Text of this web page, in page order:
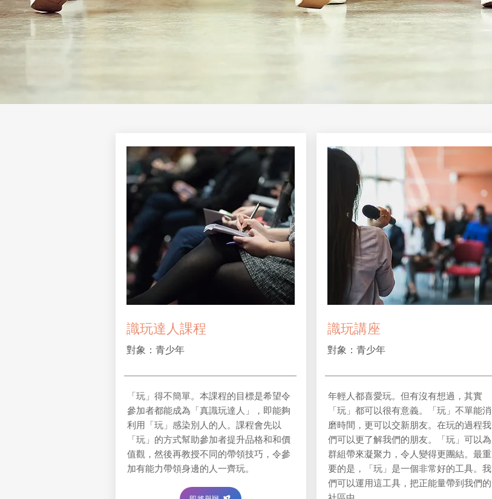
識玩達人課程
對象：青少年
「玩」得不簡單。本課程的目標是希望令
參加者都能成為「真識玩達人」，即能夠
利用「玩」感染別人的人。課程會先以
「玩」的方式幫助參加者提升品格和和價
值觀，然後再教授不同的帶領技巧，令參
加有能力帶領身邊的人一齊玩。
​識玩講座
對象：青少年
年輕人都喜愛玩。但有沒有想過，其實
「玩」都可以很有意義。「玩」不單能消
磨時間，更可以交新朋友。在玩的過程我
們可以更了解我們的朋友。「玩」可以為
群組帶來凝聚力，令人變得更團結。最重
要的是，「玩」是一個非常好的工具。我
們可以運用這工具，把正能量帶到我們的